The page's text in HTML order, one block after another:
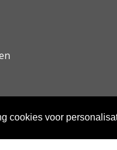
cookies voor